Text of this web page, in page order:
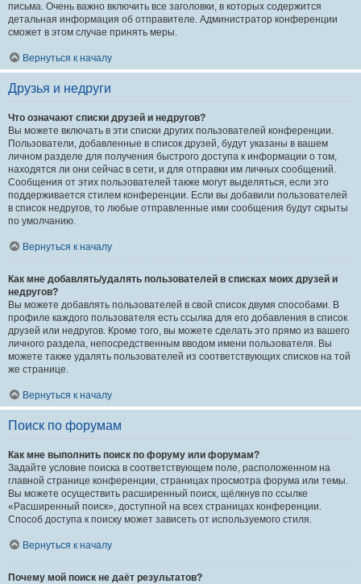
письма. Очень важно включить все заголовки, в которых содержится
детальная информация об отправителе. Администратор конференции
сможет в этом случае принять меры.
Вернуться к началу
Друзья и недруги
Что означают списки друзей и недругов?
Вы можете включать в эти списки других пользователей конференции.
Пользователи, добавленные в список друзей, будут указаны в вашем
личном разделе для получения быстрого доступа к информации о том,
находятся ли они сейчас в сети, и для отправки им личных сообщений.
Сообщения от этих пользователей также могут выделяться, если это
поддерживается стилем конференции. Если вы добавили пользователей
в список недругов, то любые отправленные ими сообщения будут скрыты
по умолчанию.
Вернуться к началу
Как мне добавлять/удалять пользователей в списках моих друзей и
недругов?
Вы можете добавлять пользователей в свой список двумя способами. В
профиле каждого пользователя есть ссылка для его добавления в список
друзей или недругов. Кроме того, вы можете сделать это прямо из вашего
личного раздела, непосредственным вводом имени пользователя. Вы
можете также удалять пользователей из соответствующих списков на той
же странице.
Вернуться к началу
Поиск по форумам
Как мне выполнить поиск по форуму или форумам?
Задайте условие поиска в соответствующем поле, расположенном на
главной странице конференции, страницах просмотра форума или темы.
Вы можете осуществить расширенный поиск, щёлкнув по ссылке
«Расширенный поиск», доступной на всех страницах конференции.
Способ доступа к поиску может зависеть от используемого стиля.
Вернуться к началу
Почему мой поиск не даёт результатов?